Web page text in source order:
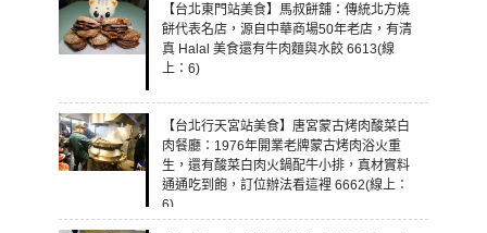
【台北東門站美食】馬叔餅舖：傳統北方燒
餅代表名店，源自中華商場50年老店，有清
真 Halal 美食還有牛肉麵與水餃 6613(線
上：6)
【台北行天宮站美食】唐宮蒙古烤肉酸菜白
肉餐廳：1976年開業老牌蒙古烤肉浴火重
生，還有酸菜白肉火鍋配牛小排，真材實料
通通吃到飽，訂位辦法看這裡 6662(線上：
6)